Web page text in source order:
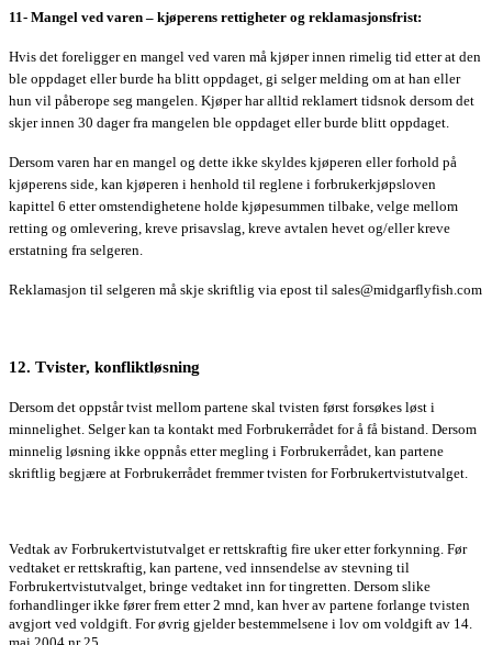
11- Mangel ved varen – kjøperens rettigheter og reklamasjonsfrist:
Hvis det foreligger en mangel ved varen må kjøper innen rimelig tid etter at den
ble oppdaget eller burde ha blitt oppdaget, gi selger melding om at han eller
hun vil påberope seg mangelen. Kjøper har alltid reklamert tidsnok dersom det
skjer innen 30 dager fra mangelen ble oppdaget eller burde blitt oppdaget.
Dersom varen har en mangel og dette ikke skyldes kjøperen eller forhold på
kjøperens side, kan kjøperen i henhold til reglene i forbrukerkjøpsloven
kapittel 6 etter omstendighetene holde kjøpesummen tilbake, velge mellom
retting og omlevering, kreve prisavslag, kreve avtalen hevet og/eller kreve
erstatning fra selgeren.
Reklamasjon til selgeren må skje skriftlig via epost til sales@midgarflyfish.com
12. Tvister, konfliktløsning
Dersom det oppstår tvist mellom partene skal tvisten først forsøkes løst i
minnelighet. Selger kan ta kontakt med Forbrukerrådet for å få bistand. Dersom
minnelig løsning ikke oppnås etter megling i Forbrukerrådet, kan partene
skriftlig begjære at Forbrukerrådet fremmer tvisten for Forbrukertvistutvalget.
Vedtak av Forbrukertvistutvalget er rettskraftig fire uker etter forkynning. Før
vedtaket er rettskraftig, kan partene, ved innsendelse av stevning til
Forbrukertvistutvalget, bringe vedtaket inn for tingretten. Dersom slike
forhandlinger ikke fører frem etter 2 mnd, kan hver av partene forlange tvisten
avgjort ved voldgift. For øvrig gjelder bestemmelsene i lov om voldgift av 14.